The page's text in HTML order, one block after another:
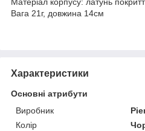
Матеріал корпусу: латунь
Вага 21г, довжина 14см
Характеристики
Основні атрибути
Виробник
Колір